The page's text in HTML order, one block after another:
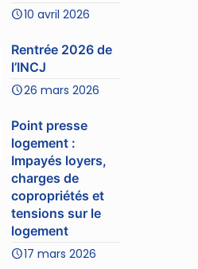
10 avril 2026
Rentrée 2026 de
l’INCJ
26 mars 2026
Point presse
logement :
Impayés loyers,
charges de
copropriétés et
tensions sur le
logement
17 mars 2026